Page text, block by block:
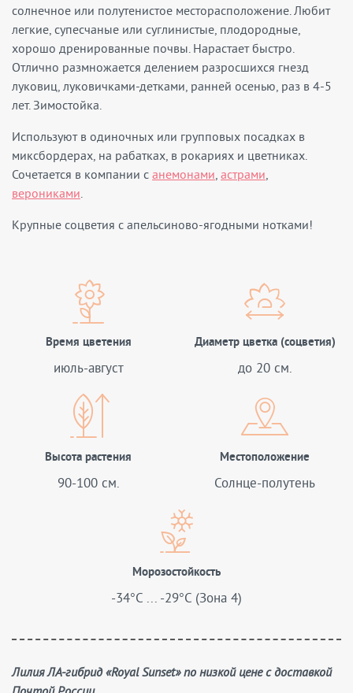
солнечное или полутенистое месторасположение. Любит
легкие, супесчаные или суглинистые, плодородные,
хорошо дренированные почвы. Нарастает быстро.
Отлично размножается делением разросшихся гнезд
луковиц, луковичками-детками, ранней осенью, раз в 4-5
лет. Зимостойка.
Используют в одиночных или групповых посадках в
миксбордерах, на рабатках, в рокариях и цветниках.
Сочетается в компании с анемонами, астрами,
верониками.
Крупные соцветия с апельсиново-ягодными нотками!
Время цветения
июль-август
Диаметр цветка (соцветия)
до 20 см.
Высота растения
90-100 см.
Местоположение
Солнце-полутень
Морозостойкость
-34°C ... -29°C (Зона 4)
Лилия ЛА-гибрид «Royal Sunset» по низкой цене с доставкой